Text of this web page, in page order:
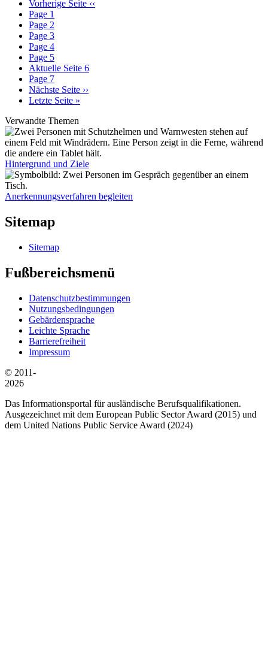
Vorherige Seite ‹‹
Page 1
Page 2
Page 3
Page 4
Page 5
Aktuelle Seite 6
Page 7
Nächste Seite ››
Letzte Seite »
Verwandte Themen
Hintergrund und Ziele
Anerkennungsverfahren begleiten
Sitemap
Sitemap
Fußbereichsmenü
Datenschutzbestimmungen
Nutzungsbedingungen
Gebärdensprache
Leichte Sprache
Barrierefreiheit
Impressum
© 2011-
2026
Das Informationsportal für ausländische Berufsqualifikationen.
Ausgezeichnet mit dem European Public Sector Award (2015) und
dem United Nations Public Service Award (2024)